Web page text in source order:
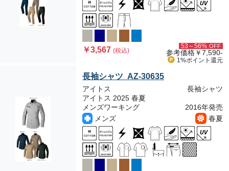
￥3,567(税込)
53～56% OFF
参考価格￥7,590-
1%ポイント 還元
長袖シャツ AZ-30635
アイトス
長袖シャツ
アイトス 2025 春夏
メンズワーキング
2016年発売
メンズ
春夏